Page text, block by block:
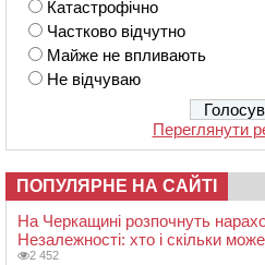
Катастрофічно
Частково відчутно
Майже не впливають
Не відчуваю
Переглянути
ПОПУЛЯРНЕ НА САЙТІ
На Черкащині розпочнуть
Незалежності: хто і скільки
2 452